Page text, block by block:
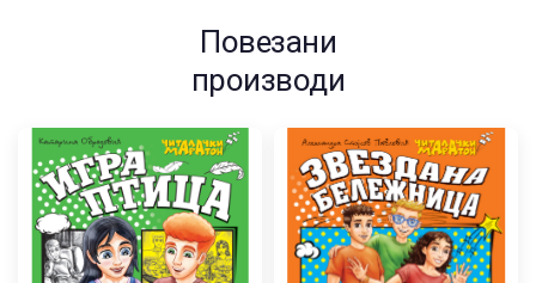
Повезани
производи